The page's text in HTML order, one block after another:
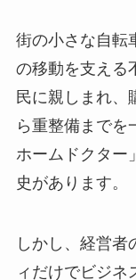
街の小さな自転
の移動を支える
民に親しまれ、
ら重整備までを
ホームドクター
史があります。
しかし、経営者
ィだけでビジネ